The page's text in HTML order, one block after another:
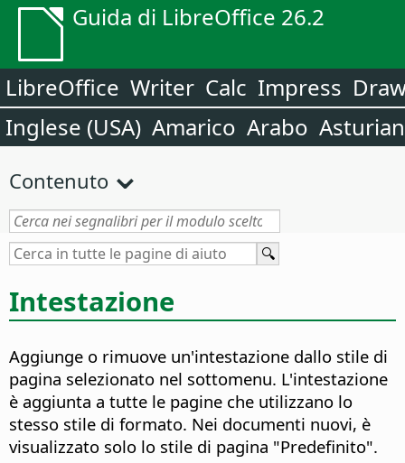
Guida di LibreOffice 26.2
LibreOffice Writer Calc Impress
Inglese (USA) Amarico Arabo
Contenuto
Intestazione
Aggiunge o rimuove un'intestazione dallo stile di
pagina selezionato nel sottomenu. L'intestazione
è aggiunta a tutte le pagine che utilizzano lo
stesso stile di formato. Nei documenti nuovi, è
visualizzato solo lo stile di pagina "Predefinito".